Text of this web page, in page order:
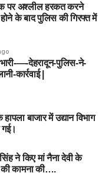
पर अश्लील हरकत करने
के बाद पुलिस की गिरफ्त में
—-देहरादून-पुलिस-ने-
कार्रवाई |
बाजार में उद्यान विभाग
गई।
ने किए मां नैना देवी के
की कामना की….